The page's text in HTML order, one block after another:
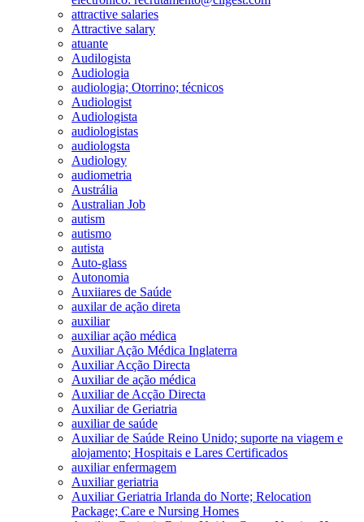
attractive salaries
Attractive salary
atuante
Audilogista
Audiologia
audiologia; Otorrino; técnicos
Audiologist
Audiologista
audiologistas
audiologsta
Audiology
audiometria
Austrália
Australian Job
autism
autismo
autista
Auto-glass
Autonomia
Auxiiares de Saúde
auxilar de ação direta
auxiliar
auxiliar ação médica
Auxiliar Ação Médica Inglaterra
Auxiliar Acção Directa
Auxiliar de ação médica
Auxiliar de Acção Directa
Auxiliar de Geriatria
auxiliar de saúde
Auxiliar de Saúde Reino Unido; suporte na viagem e
alojamento; Hospitais e Lares Certificados
auxiliar enfermagem
Auxiliar geriatria
Auxiliar Geriatria Irlanda do Norte; Relocation
Package; Care e Nursing Homes